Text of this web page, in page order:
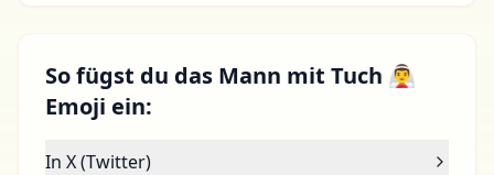
So fügst du das Mann mit Tuch 👰‍♂️
Emoji ein:
In X (Twitter)